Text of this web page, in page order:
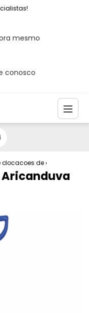
mesmo
conosco
de ferro
locacoes de andaime